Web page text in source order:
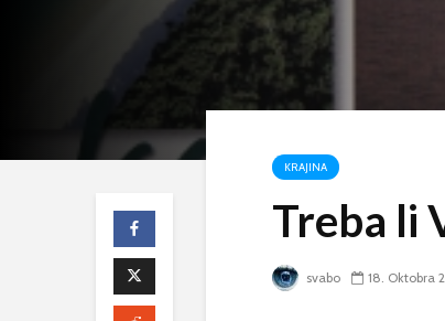
KRAJINA
Treba li
svabo 18. Oktobra